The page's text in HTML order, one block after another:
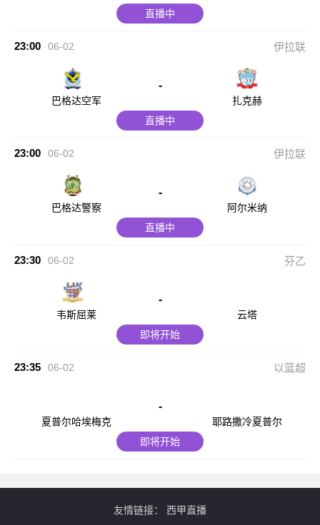
直播中
23:00 06-02 伊拉联
巴格达空军
-
扎克赫
直播中
23:00 06-02 伊拉联
巴格达警察
-
阿尔米纳
直播中
23:30 06-02 芬乙
韦斯屈莱
-
云塔
即将开始
23:35 06-02 以篮超
夏普尔哈埃梅克
-
耶路撒冷夏普尔
即将开始
友情链接： 西甲直播